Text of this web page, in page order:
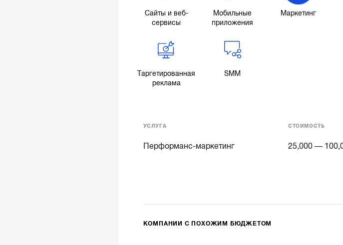
Сайты и веб-
сервисы
Мобильные
приложения
Маркетинг
Таргетированная
реклама
SMM
УСЛУГА СТОИМОСТЬ
Перформанс-маркетинг 25,000 —
КОМПАНИИ С ПОХОЖИМ БЮДЖЕТОМ